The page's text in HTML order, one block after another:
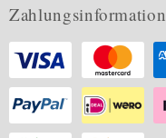
Zahlungsinformation